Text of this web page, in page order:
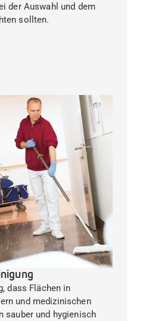
der Auswahl und dem
sollten.
dass Flächen in
und medizinischen
sauber und hygienisch